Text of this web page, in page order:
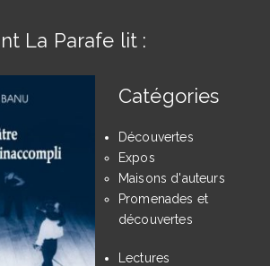
La Parafe lit :
Catégories
Découvertes
Expos
Maisons d'auteurs
Promenades et
découvertes
Lectures